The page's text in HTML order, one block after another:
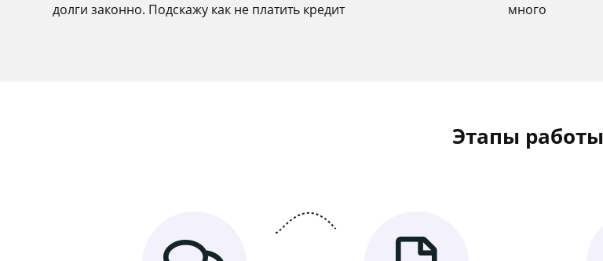
долги законно. Подскажу как не платить кредит
много
Этапы работы